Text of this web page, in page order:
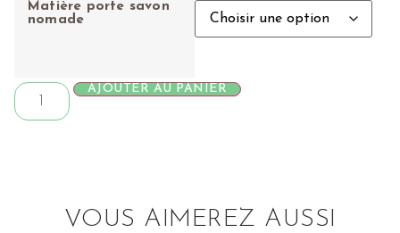
Matière porte savon
nomade
AJOUTER AU PANIER
VOUS AIMEREZ AUSSI